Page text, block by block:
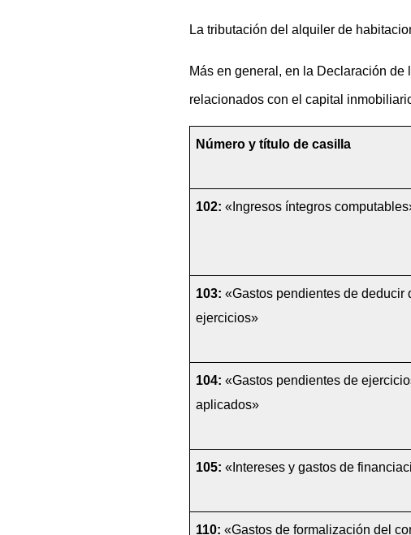
La tributación del alquiler de
Más en general, en la Declaración de
relacionados con el capital
Número y título de casilla
102: «Ingresos íntegros
103: «Gastos pendientes de deducir
ejercicios»
104: «Gastos pendientes de
aplicados»
105: «Intereses y gastos de
110: «Gastos de formalización del